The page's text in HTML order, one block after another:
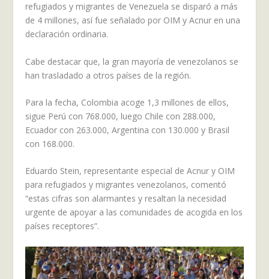
refugiados y migrantes de Venezuela se disparó a más
de 4 millones, así fue señalado por OIM y Acnur en una
declaración ordinaria.
Cabe destacar que, la gran mayoría de venezolanos se
han trasladado a otros países de la región.
Para la fecha, Colombia acoge 1,3 millones de ellos,
sigue Perú con 768.000, luego Chile con 288.000,
Ecuador con 263.000, Argentina con 130.000 y Brasil
con 168.000.
Eduardo Stein, representante especial de Acnur y OIM
para refugiados y migrantes venezolanos, comentó
“estas cifras son alarmantes y resaltan la necesidad
urgente de apoyar a las comunidades de acogida en los
países receptores”.